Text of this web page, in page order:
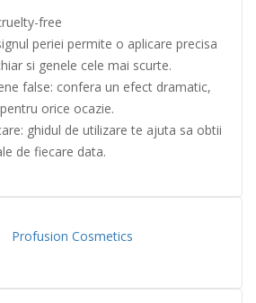
free
periei permite o aplicare precisa
si genele cele mai scurte.
false: confera un efect dramatic,
orice ocazie.
ghidul de utilizare te ajuta sa obtii
de fiecare data.
Profusion Cosmetics